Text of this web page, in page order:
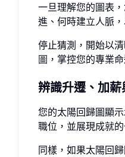
一旦理解您的圖表
進、何時建立人脈
停止猜測，開始以
圖 ，掌控您的專業命
辨識升遷、加薪
您的太陽回歸圖顯
職位，並展現成就的
同樣，如果太陽回